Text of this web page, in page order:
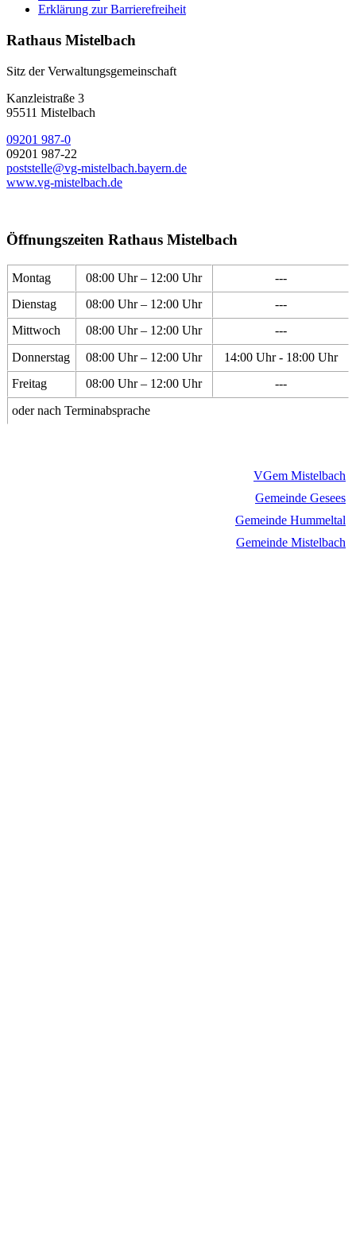
Erklärung zur Barrierefreiheit
Rathaus Mistelbach
Sitz der Verwaltungsgemeinschaft
Kanzleistraße 3
95511 Mistelbach
09201 987-0
09201 987-22
poststelle@vg-mistelbach.bayern.de
www.vg-mistelbach.de
Öffnungszeiten Rathaus Mistelbach
Montag 08:00 Uhr – 12:00 Uhr
---
Dienstag
08:00 Uhr – 12:00 Uhr
---
Mittwoch
08:00 Uhr – 12:00 Uhr
---
Donnerstag
08:00 Uhr – 12:00 Uhr
14:00 Uhr - 18:00 Uhr
Freitag
08:00 Uhr – 12:00 Uhr
---
oder nach Terminabsprache
VGem Mistelbach
Gemeinde Gesees
Gemeinde Hummeltal
Gemeinde Mistelbach